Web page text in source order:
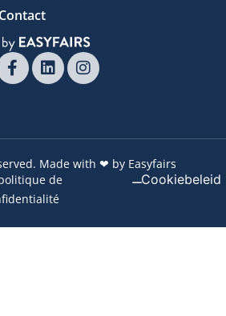
Contact
Made with ❤ by Easyfairs
de
Cookiebeleid